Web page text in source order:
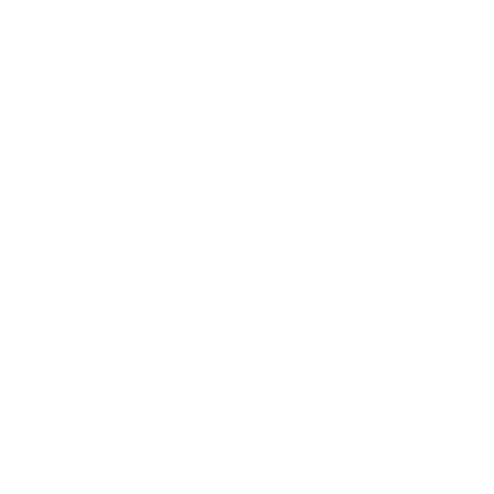
です。
ありません。
です。